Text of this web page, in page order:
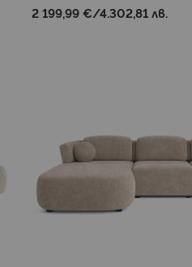
2 199,99 €/4.302,81 лв.